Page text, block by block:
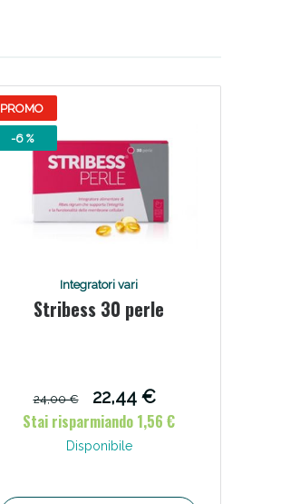
PROMO
-6 %
Integratori vari
Stribess 30 perle
24,00 €
22,44 €
Stai risparmiando 1,56 €
Disponibile